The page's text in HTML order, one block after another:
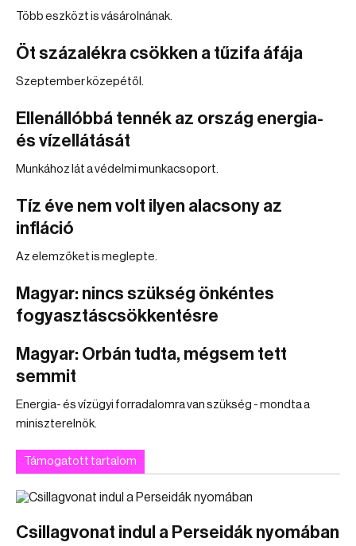
Több eszközt is vásárolnának.
Öt százalékra csökken a tűzifa áfája
Szeptember közepétől.
Ellenállóbbá tennék az ország energia-
és vízellátását
Munkához lát a védelmi munkacsoport.
Tíz éve nem volt ilyen alacsony az
infláció
Az elemzőket is meglepte.
Magyar: nincs szükség önkéntes
fogyasztáscsökkentésre
Magyar: Orbán tudta, mégsem tett
semmit
Energia- és vízügyi forradalomra van szükség - mondta a
miniszterelnök.
Támogatott tartalom
Csillagvonat indul a Perseidák nyomában